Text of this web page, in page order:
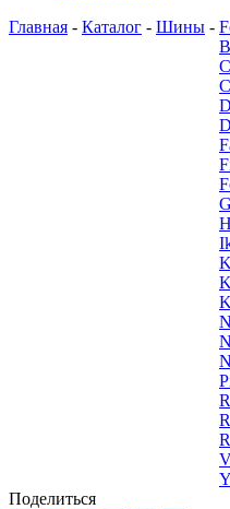
Главная - Каталог - Шины -
Поделиться